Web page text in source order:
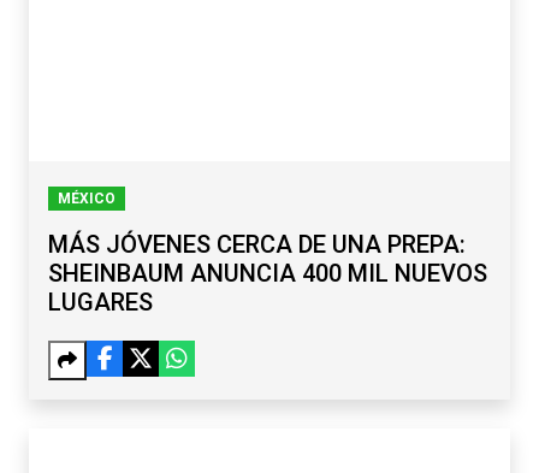
MÉXICO
MÁS JÓVENES CERCA DE UNA PREPA:
SHEINBAUM ANUNCIA 400 MIL NUEVOS
LUGARES